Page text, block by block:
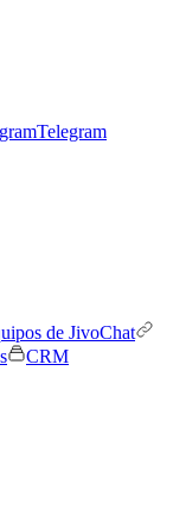
Telegram
de JivoChat
CRM